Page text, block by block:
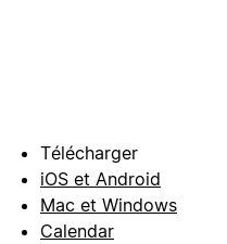
Télécharger
iOS et Android
Mac et Windows
Calendar